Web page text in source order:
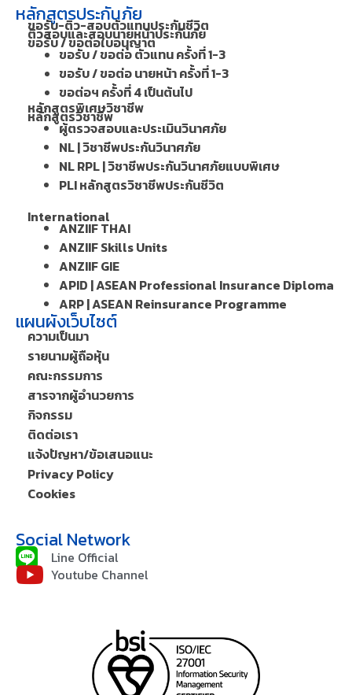
หลักสูตรประกันภัย
ขอรับ-ติว-สอบตัวแทนประกันชีวิต
ติวสอบและสอบนายหน้าประกันภัย
ขอรับ / ขอต่อใบอนุญาต
ขอรับ / ขอต่อ ตัวแทน ครั้งที่ 1-3
ขอรับ / ขอต่อ นายหน้า ครั้งที่ 1-3
ขอต่อฯ ครั้งที่ 4 เป็นต้นไป
หลักสูตรพิเศษวิชาชีพ
หลักสูตรวิชาชีพ
ผู้ตรวจสอบและประเมินวินาศภัย
NL | วิชาชีพประกันวินาศภัย
NL RPL | วิชาชีพประกันวินาศภัยแบบพิเศษ
PLI หลักสูตรวิชาชีพประกันชีวิต
International
ANZIIF THAI
ANZIIF Skills Units
ANZIIF GIE
APID | ASEAN Professional Insurance Diploma
ARP | ASEAN Reinsurance Programme
แผนผังเว็บไซต์
ความเป็นมา
รายนามผู้ถือหุ้น
คณะกรรมการ
สารจากผู้อำนวยการ
กิจกรรม
ติดต่อเรา
แจ้งปัญหา/ข้อเสนอแนะ
Privacy Policy
Cookies
Social Network
Line Official
Youtube Channel